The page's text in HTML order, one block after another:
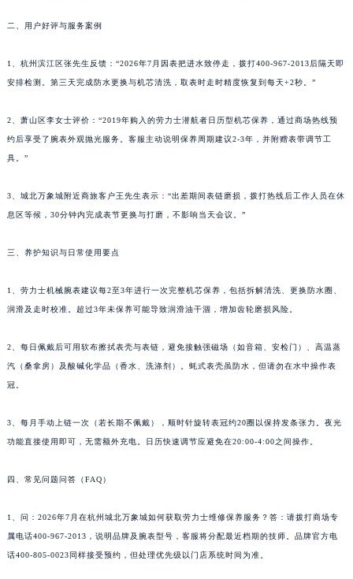
二、用户好评与服务案例
1、杭州滨江区张先生反馈：“2026年7月因表把进水致停走，拨打400-967-2013后隔天即
安排检测。第三天完成防水更换与机芯清洗，取表时走时精度恢复到每天+2秒。”
2、萧山区李女士评价：“2019年购入的劳力士潜航者日历型机芯保养，通过商场热线预
约后享受了腕表外观抛光服务。客服主动说明保养周期建议2-3年，并附赠表带调节工
具。”
3、城北万象城附近商旅客户王先生表示：“出差期间表链磨损，拨打热线后工作人员在休
息区等候，30分钟内完成表节更换与打磨，不影响当天会议。”
三、养护知识与日常使用要点
1、劳力士机械腕表建议每2至3年进行一次完整机芯保养，包括拆解清洗、更换防水圈、
润滑及走时校准。超过3年未保养可能导致润滑油干涸，增加齿轮磨损风险。
2、每日佩戴后可用软布擦拭表壳与表链，避免接触强磁场（如音箱、安检门）、高温蒸
汽（桑拿房）及酸碱化学品（香水、洗涤剂）。蚝式表壳虽防水，但请勿在水中操作表
冠。
3、每月手动上链一次（若长期不佩戴），顺时针旋转表冠约20圈以保持发条张力。夜光
功能直接使用即可，无需额外充电。日历快速调节应避免在20:00-4:00之间操作。
四、常见问题问答（FAQ）
1、问：2026年7月在杭州城北万象城如何获取劳力士维修保养服务？答：请拨打商场专
属电话400-967-2013，说明品牌及腕表型号，客服将分配最近档期的技师。品牌官方电
话400-805-0023同样接受预约，但处理优先级以门店系统时间为准。